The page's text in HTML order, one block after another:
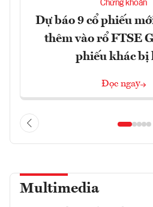
Chứng khoán
Dự báo 9 cổ phiếu
thêm vào rổ FTSE
phiếu khác bị
Đọc ngay
Multimedia